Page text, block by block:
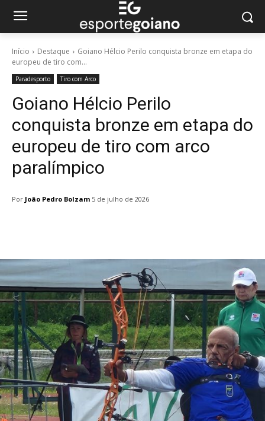
Início Destaque
Goiano Hélcio Perilo conquista bronze em etapa do
europeu de tiro com...
Paradesporto Tiro com Arco
Goiano Hélcio Perilo
conquista bronze em etapa do
europeu de tiro com arco
paralímpico
Por João Pedro Bolzam 5 de julho de 2026